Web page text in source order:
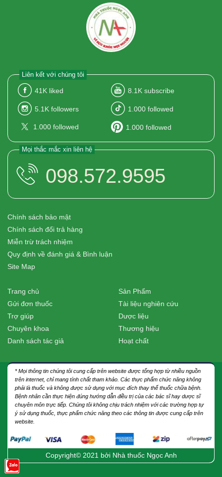
Liên kết với chúng tôi
41K liked 8.1K subscribe
5.1K followers 1.000 followed
1.000 followed 1.000 followed
Mọi thắc mắc xin liên hệ
098.572.9595
Chính sách bảo mật
Chính sách đổi trả hàng
Miễn trừ trách nhiệm
Quy định về đánh giá & Bình luận
Site Map
Trang chủ
Gửi đơn thuốc
Trợ giúp
Chuyên khoa
Danh sách tác giả
Sản Phẩm
Tài liệu nghiên cứu
Dược liệu
Thương hiệu
Hoạt chất
* Mọi thông tin chúng tôi cung cấp trên website được tổng hợp từ nhiều nguồn
trên internet, chỉ mang tính chất tham khảo. Các thực phẩm chức năng không
phải là thuốc và không được sử dụng với mục đích thay thế thuốc chữa bệnh.
Bệnh nhân cần thực hiện đúng hướng dẫn điều trị của các bác sĩ hay dược sĩ
chuyên môn trực tiếp. Chúng tôi không chịu trách nhiệm với các trường hợp tự
ý sử dụng thuốc, thực phẩm chức năng theo các thông tin được cung cấp trên
website.
Copyright© 2021 bởi Nhà thuốc Ngọc Anh